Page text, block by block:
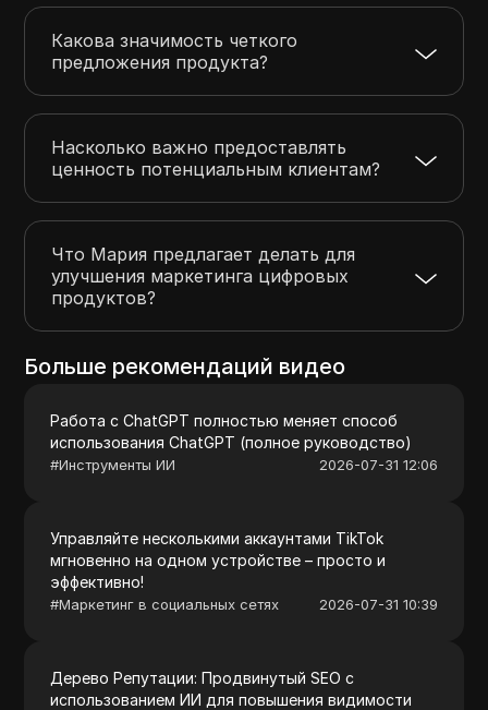
Какова значимость четкого
предложения продукта?
Насколько важно предоставлять
ценность потенциальным клиентам?
Что Мария предлагает делать для
улучшения маркетинга цифровых
продуктов?
Больше рекомендаций видео
Работа с ChatGPT полностью меняет способ
использования ChatGPT (полное руководство)
#Инструменты ИИ 2026-07-31 12:06
Управляйте несколькими аккаунтами TikTok
мгновенно на одном устройстве – просто и
эффективно!
#Маркетинг в социальных сетях 2026-07-31 10:39
Дерево Репутации: Продвинутый SEO с
использованием ИИ для повышения видимости